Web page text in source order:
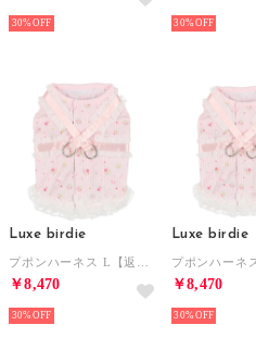
30% 30%
Luxe birdie
プポンハーネス L【返品不可商品】 （ピンク）
￥8,470
30%
Luxe birdie
￥8,470
30%